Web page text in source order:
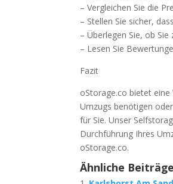
– Vergleichen Sie die
– Stellen Sie sicher,
– Überlegen Sie, ob
– Lesen Sie
Fazit
oStorage.co bietet
Umzugs benötigen
für Sie. Unser
Durchführung Ihres
oStorage.co.
Ähnliche